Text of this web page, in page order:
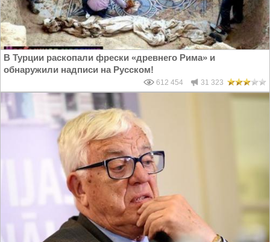
В Турции раскопали фрески «древнего Рима» и
обнаружили надписи на Русском!
612 454 31 323